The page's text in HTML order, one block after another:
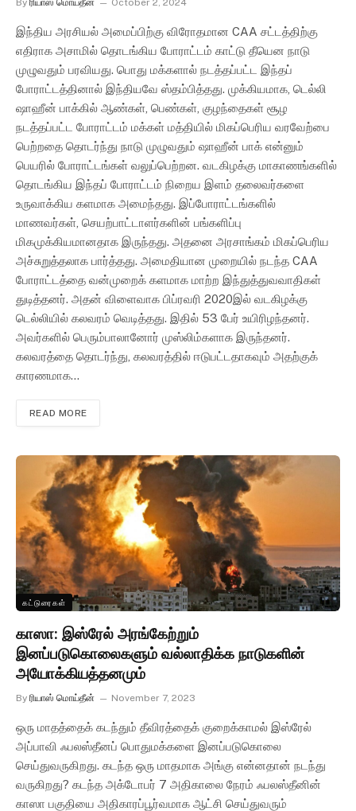
By ரியாஸ் மொய்தீன் October 2, 2024
இந்திய அரசியல் அமைப்பிற்கு விரோதமான CAA சட்டத்திற்கு
எதிராக அசாமில் தொடங்கிய போராட்டம் காட்டு தீயென நாடு
முழுவதும் பரவியது. பொது மக்களால் நடத்தப்பட்ட இந்தப்
போராட்டத்தினால் இந்தியவே ஸ்தம்பித்தது. முக்கியமாக, டெல்லி
ஷாஹீன் பாக்கில் ஆண்கள், பெண்கள், குழந்தைகள் சூழ
நடத்தப்பட்ட போராட்டம் மக்கள் மத்தியில் மிகப்பெரிய வரவேற்பை
பெற்றதை தொடர்ந்து நாடு முழுவதும் ஷாஹீன் பாக் என்னும்
பெயரில் போராட்டங்கள் வலுப்பெற்றன. வடகிழக்கு மாகாணங்களில்
தொடங்கிய இந்தப் போராட்டம் நிறைய இளம் தலைவர்களை
உருவாக்கிய களமாக அமைந்தது. இப்போராட்டங்களில்
மாணவர்கள், செயற்பாட்டாளர்களின் பங்களிப்பு
மிகமுக்கியமானதாக இருந்தது. அதனை அரசாங்கம் மிகப்பெரிய
அச்சுறுத்தலாக பார்த்தது. அமைதியான முறையில் நடந்த CAA
போராட்டத்தை வன்முறைக் களமாக மாற்ற இந்துத்துவவாதிகள்
துடித்தனர். அதன் விளைவாக பிப்ரவரி 2020இல் வடகிழக்கு
டெல்லியில் கலவரம் வெடித்தது. இதில் 53 பேர் உயிரிழந்தனர்.
அவர்களில் பெரும்பாலானோர் முஸ்லிம்களாக இருந்தனர்.
கலவரத்தை தொடர்ந்து, கலவரத்தில் ஈடுபட்டதாகவும் அதற்குக்
காரணமாக…
READ MORE
கட்டுரைகள்
காஸா: இஸ்ரேல் அரங்கேற்றும்
இனப்படுகொலைகளும் வல்லாதிக்க நாடுகளின்
அயோக்கியத்தனமும்
By ரியாஸ் மொய்தீன் November 7, 2023
ஒரு மாதத்தைக் கடந்தும் தீவிரத்தைக் குறைக்காமல் இஸ்ரேல்
அப்பாவி ஃபலஸ்தீனப் பொதுமக்களை இனப்படுகொலை
செய்துவருகிறது. கடந்த ஒரு மாதமாக அங்கு என்னதான் நடந்து
வருகிறது? கடந்த அக்டோபர் 7 அதிகாலை நேரம் ஃபலஸ்தீனின்
காஸா பகுதியை அதிகாரப்பூர்வமாக ஆட்சி செய்துவரும்